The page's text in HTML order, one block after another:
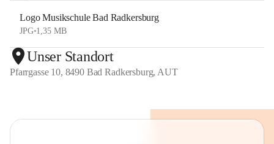
Logo Musikschule Bad Radkersburg
JPG•1,35 MB
Unser Standort
Pfarrgasse 10, 8490 Bad Radkersburg, AUT